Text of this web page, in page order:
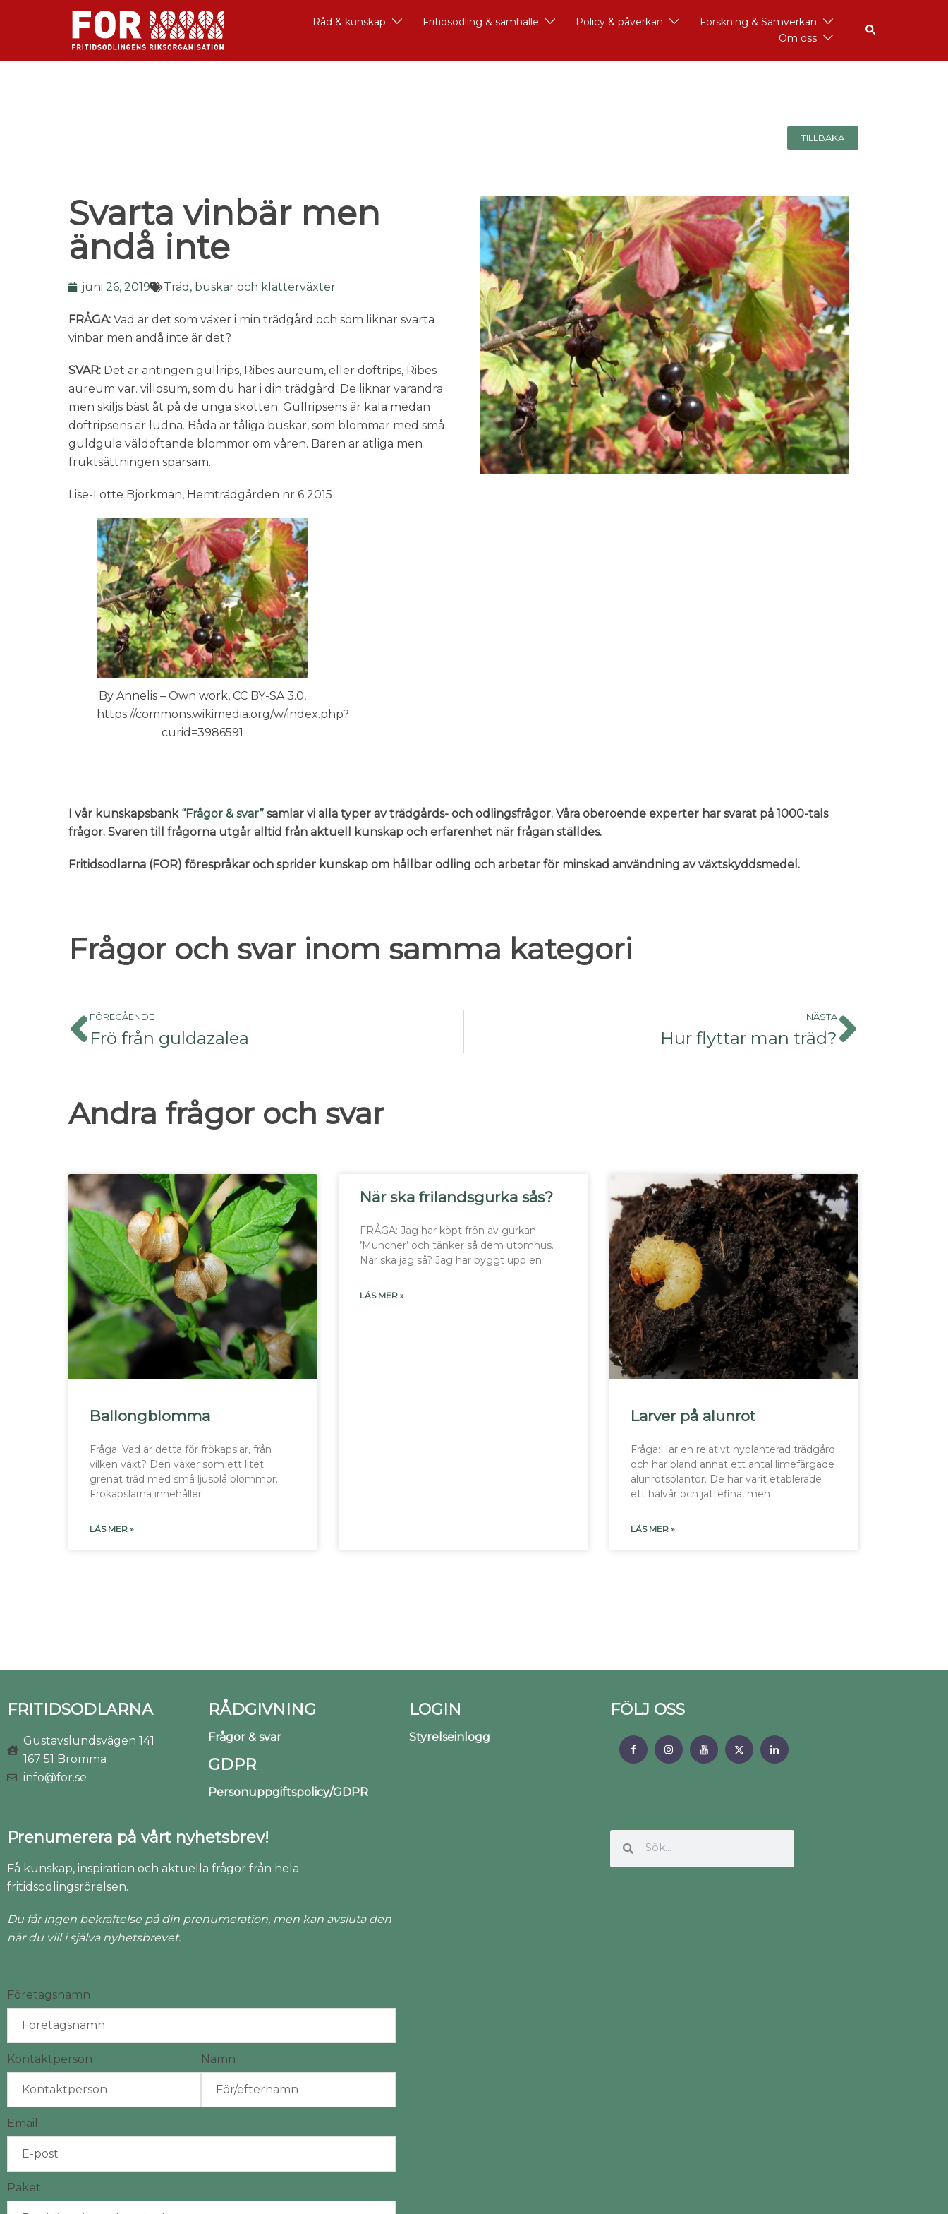
Råd & kunskap Fritidsodling & samhälle Policy & påverkan
Forskning & Samverkan
Om oss
TILLBAKA
Svarta vinbär men
ändå inte
juni 26, 2019 Träd, buskar och klätterväxter
FRÅGA: Vad är det som växer i min trädgård och som liknar svarta
vinbär men ändå inte är det?
SVAR: Det är antingen gullrips, Ribes aureum, eller doftrips, Ribes
aureum var. villosum, som du har i din trädgård. De liknar varandra
men skiljs bäst åt på de unga skotten. Gullripsens är kala medan
doftripsens är ludna. Båda är tåliga buskar, som blommar med små
guldgula väldoftande blommor om våren. Bären är ätliga men
fruktsättningen sparsam.
Lise-Lotte Björkman, Hemträdgården nr 6 2015
By Annelis – Own work, CC BY-SA 3.0,
https://commons.wikimedia.org/w/index.php?
curid=3986591
I vår kunskapsbank “Frågor & svar” samlar vi alla typer av trädgårds- och odlingsfrågor. Våra oberoende experter har svarat på 1000-tals
frågor. Svaren till frågorna utgår alltid från aktuell kunskap och erfarenhet när frågan ställdes.
Fritidsodlarna (FOR) förespråkar och sprider kunskap om hållbar odling och arbetar för minskad användning av växtskyddsmedel.
Frågor och svar inom samma kategori
FÖREGÅENDE
Frö från guldazalea
NÄSTA
Hur flyttar man träd?
Andra frågor och svar
Ballongblomma
Fråga: Vad är detta för frökapslar, från
vilken växt? Den växer som ett litet
grenat träd med små ljusblå blommor.
Frökapslarna innehåller
LÄS MER »
När ska frilandsgurka sås?
FRÅGA: Jag har köpt frön av gurkan
’Muncher’ och tänker så dem utomhus.
När ska jag så? Jag har byggt upp en
LÄS MER »
Larver på alunrot
Fråga:Har en relativt nyplanterad trädgård
och har bland annat ett antal limefärgade
alunrotsplantor. De har varit etablerade
ett halvår och jättefina, men
LÄS MER »
FRITIDSODLARNA
Gustavslundsvägen 141
167 51 Bromma
info@for.se
RÅDGIVNING
Frågor & svar
GDPR
Personuppgiftspolicy/GDPR
LOGIN
Styrelseinlogg
FÖLJ OSS
Prenumerera på vårt nyhetsbrev!
Få kunskap, inspiration och aktuella frågor från hela
fritidsodlingsrörelsen.
Du får ingen bekräftelse på din prenumeration, men kan avsluta den
när du vill i själva nyhetsbrevet.
Företagsnamn
Kontaktperson Namn
Email
Paket